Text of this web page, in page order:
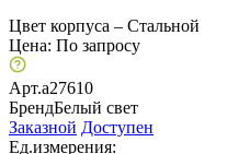
Цвет корпуса – Стальной
Цена: По запросу
Арт.a27610
БрендБелый свет
Заказной Доступен
Ед.измерения: